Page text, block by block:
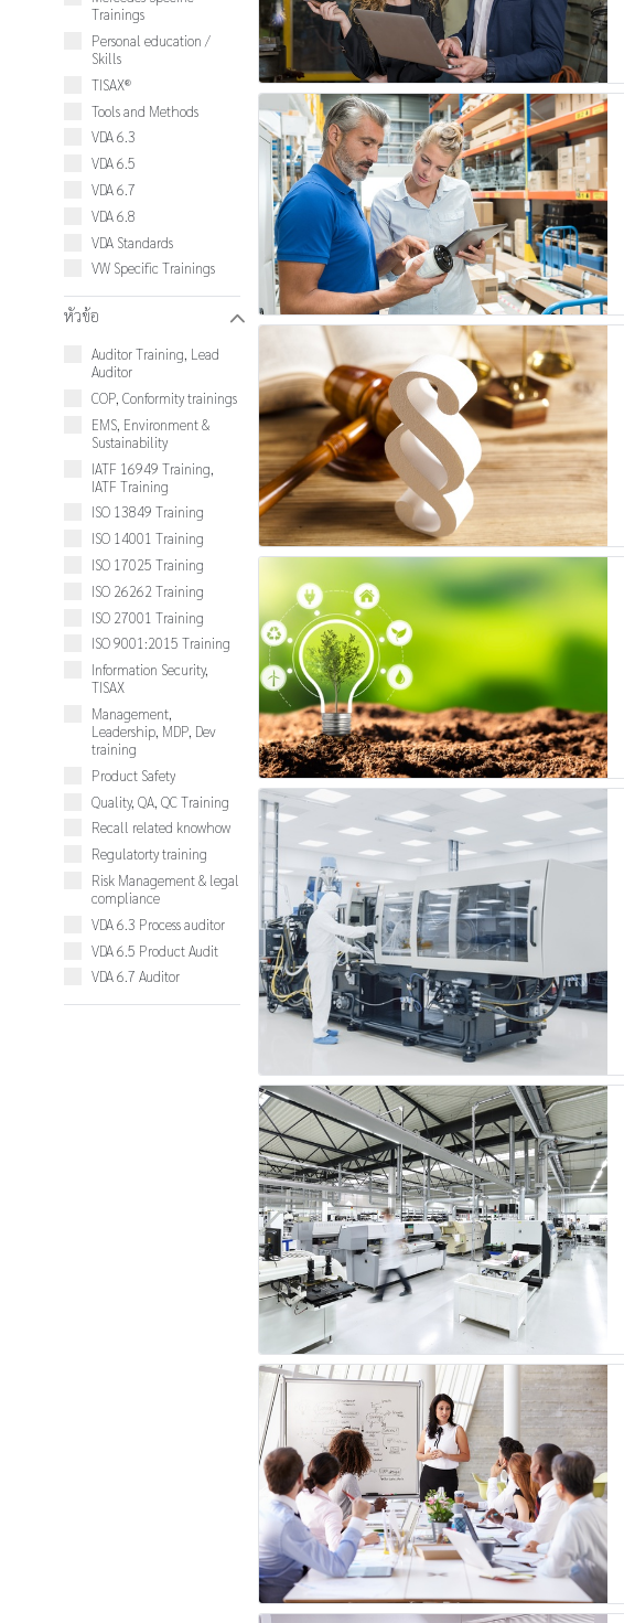
Trainings
Personal education /
Skills
TISAX®
Tools and Methods
VDA 6.3
VDA 6.5
VDA 6.7
VDA 6.8
VDA Standards
VW Specific Trainings
หัวข้อ W
Auditor Training, Lead
Auditor
COP, Conformity trainings
EMS, Environment &
Sustainability
IATF 16949 Training,
IATF Training
ISO 13849 Training
ISO 14001 Training
ISO 17025 Training
ISO 26262 Training
ISO 27001 Training
ISO 9001:2015 Training
Information Security,
TISAX
Management,
Leadership, MDP, Dev
training
Product Safety
Quality, QA, QC Training
Recall related knowhow
Regulatorty training
Risk Management & legal
compliance
VDA 6.3 Process auditor
VDA 6.5 Product Audit
VDA 6.7 Auditor